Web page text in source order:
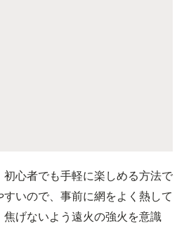
心者でも手軽に楽しめる方法で
いので、事前に網をよく熱して
げないよう遠火の強火を意識